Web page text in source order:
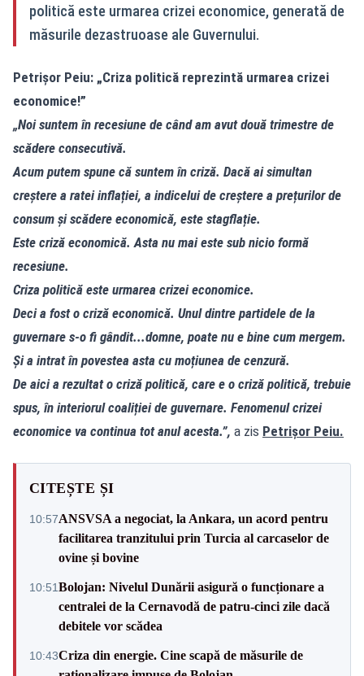
politică este urmarea crizei economice, generată de
măsurile dezastruoase ale Guvernului.
Petrișor Peiu: „Criza politică reprezintă urmarea crizei
economice!”
„Noi suntem în recesiune de când am avut două trimestre de
scădere consecutivă.
Acum putem spune că suntem în criză. Dacă ai simultan
creștere a ratei inflației, a indicelui de creștere a prețurilor de
consum și scădere economică, este stagflație.
Este criză economică. Asta nu mai este sub nicio formă
recesiune.
Criza politică este urmarea crizei economice.
Deci a fost o criză economică. Unul dintre partidele de la
guvernare s-o fi gândit...domne, poate nu e bine cum mergem.
Și a intrat în povestea asta cu moțiunea de cenzură.
De aici a rezultat o criză politică, care e o criză politică, trebuie
spus, în interiorul coaliției de guvernare. Fenomenul crizei
economice va continua tot anul acesta.”, a zis Petrișor Peiu.
CITEȘTE ȘI
10:57ANSVSA a negociat, la Ankara, un acord pentru
facilitarea tranzitului prin Turcia al carcaselor de
ovine și bovine
10:51Bolojan: Nivelul Dunării asigură o funcționare a
centralei de la Cernavodă de patru-cinci zile dacă
debitele vor scădea
10:43Criza din energie. Cine scapă de măsurile de